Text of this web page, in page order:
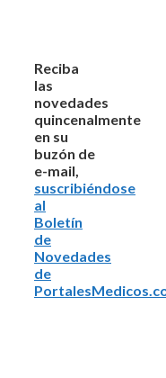
Reciba
las
novedades
quincenalmente
en su
buzón de
e-mail,
suscribiéndose
al
Boletín
de
Novedades
de